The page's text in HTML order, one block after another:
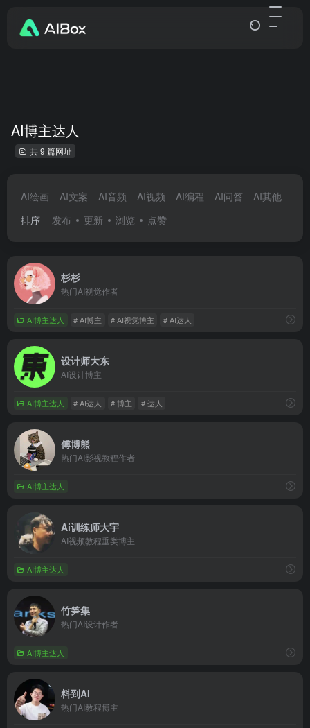
AI博主达人
共 9 篇网址
AI绘画 AI文案 AI音频 AI视频 AI编程 AI问答 AI其他
排序
发布 更新 浏览 点赞
杉杉
热门AI视觉作者
AI博主达人 # AI博主 # AI视觉博主 # AI达人
设计师大东
AI设计博主
AI博主达人 # AI达人 # 博主 # 达人
傅博熊
热门AI影视教程作者
AI博主达人
Ai训练师大宇
AI视频教程垂类博主
AI博主达人
竹笋集
热门AI设计作者
AI博主达人
料到AI
热门AI教程博主